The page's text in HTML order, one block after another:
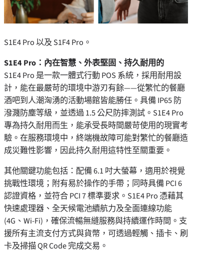
S1E4 Pro 以及 S1F4 Pro。
S1E4 Pro：內在智慧、外表堅固、持久耐用的
S1E4 Pro 是一款一體式行動 POS 系統，採用耐用設
計，能在最嚴苛的環境中游刃有餘——從繁忙的餐廳
酒吧到人潮洶湧的活動場館皆能勝任。具備 IP65 防
潑濺防塵等級，並透過 1.5 公尺防摔測試。S1E4 Pro
專為持久耐用而生，能承受長時間嚴苛使用的現實考
驗。在服務環境中，終端機故障可能對繁忙的餐廳造
成災難性影響，因此持久耐用這特性至關重要。
其他關鍵功能包括：配備 6.1 吋大螢幕，適用於視覺
挑戰性環境；附有易於操作的手帶；同時具備 PCI 6
認證資格，並符合 PCI 7 標準要求。S1E4 Pro 憑藉其
快速處理器、全天候電池續航力及全面連線功能
(4G、Wi-Fi)，確保流暢無縫服務與持續運作時間。支
援所有主流支付方式與貨幣，可透過輕觸、插卡、刷
卡及掃描 QR Code 完成交易。